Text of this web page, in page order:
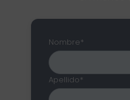
Nombre*
Apellido*